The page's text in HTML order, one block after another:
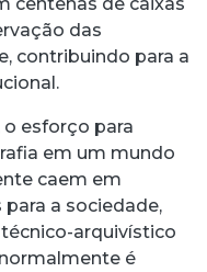
das
contribuindo para a
o esforço para
em um mundo
caem em
a sociedade,
arquivístico
é